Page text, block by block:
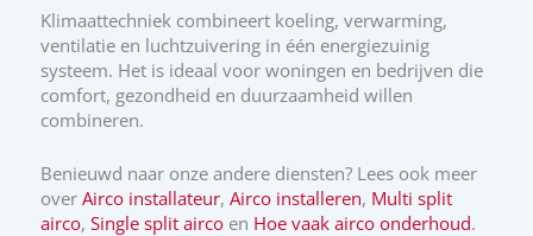
Klimaattechniek combineert koeling, verwarming,
ventilatie en luchtzuivering in één energiezuinig
systeem. Het is ideaal voor woningen en bedrijven die
comfort, gezondheid en duurzaamheid willen
combineren.
Benieuwd naar onze andere diensten? Lees ook meer
over Airco installateur, Airco installeren, Multi split
airco, Single split airco en Hoe vaak airco onderhoud.